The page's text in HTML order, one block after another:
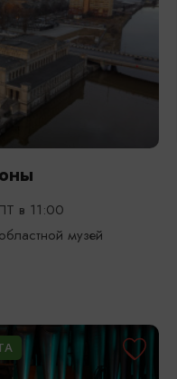
в 11:00
музей